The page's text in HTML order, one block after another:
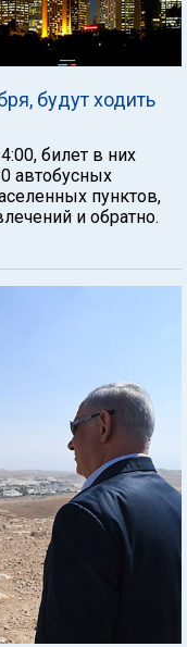
будут ходить
билет в них
автобусных
пунктов,
и обратно.